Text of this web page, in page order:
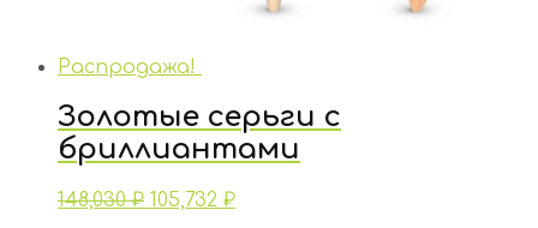
Распродажа!
Золотые серьги с
бриллиантами
148,030₽ 105,732 ₽